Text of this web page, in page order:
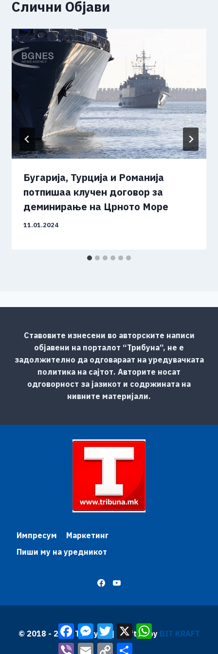
Слични Објави
Бугарија, Турција и Романија
потпишаа клучен договор за
деминирање на Црното Море
11.01.2024
Ставовите изнесени во авторските написи
објавени на порталот “Трибуна”, не е
задолжително да одговараат на уредувачката
политика на сајтот. Авторите носат
одговорност за јазикот и содржината на
нивните материјали.
Импресум
Маркетинг
Пиши му на уредникот
© 2018 - 2026 Трибуна | Krafted by BIT KRAFT
FacebookMessenger
TwitterX
Viber
Email Copy